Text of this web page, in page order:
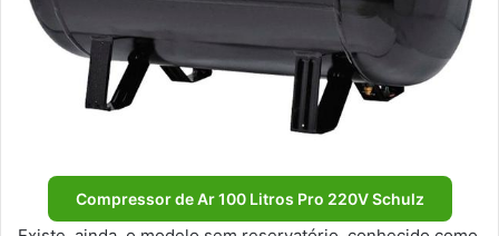
Compressor de Ar 100 Litros Pro 220V Schulz